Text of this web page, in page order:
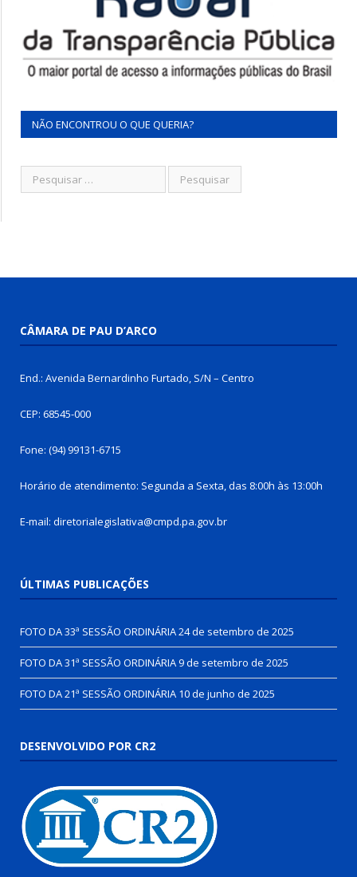
NÃO ENCONTROU O QUE QUERIA?
CÂMARA DE PAU D’ARCO
End.: Avenida Bernardinho Furtado, S/N – Centro
CEP: 68545-000
Fone: (94) 99131-6715
Horário de atendimento: Segunda a Sexta, das 8:00h às 13:00h
E-mail: diretorialegislativa@cmpd.pa.gov.br
ÚLTIMAS PUBLICAÇÕES
FOTO DA 33ª SESSÃO ORDINÁRIA24 de setembro de 2025
FOTO DA 31ª SESSÃO ORDINÁRIA9 de setembro de 2025
FOTO DA 21ª SESSÃO ORDINÁRIA 10 de junho de 2025
DESENVOLVIDO POR CR2